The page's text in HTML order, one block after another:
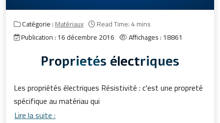
Catégorie :Matériaux
Read Time: 4 mins
Publication : 16 décembre 2016
Affichages : 18861
Proprietés électriques
Les propriétés électriques Résistivité : c'est une propreté
spécifique au matériau qui
Lire la suite :